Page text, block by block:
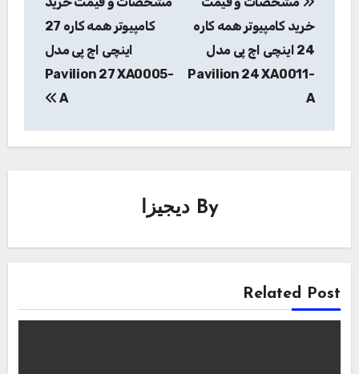
نوشته
خرید کامپیوتر همه کاره
24 اینچی اچ پی مدل
Pavilion 24 XA0011-
A
کامپیوتر همه کاره 27
اینچی اچ پی مدل
Pavilion 27 XA0005-
A
By دیجیزا
Related Post